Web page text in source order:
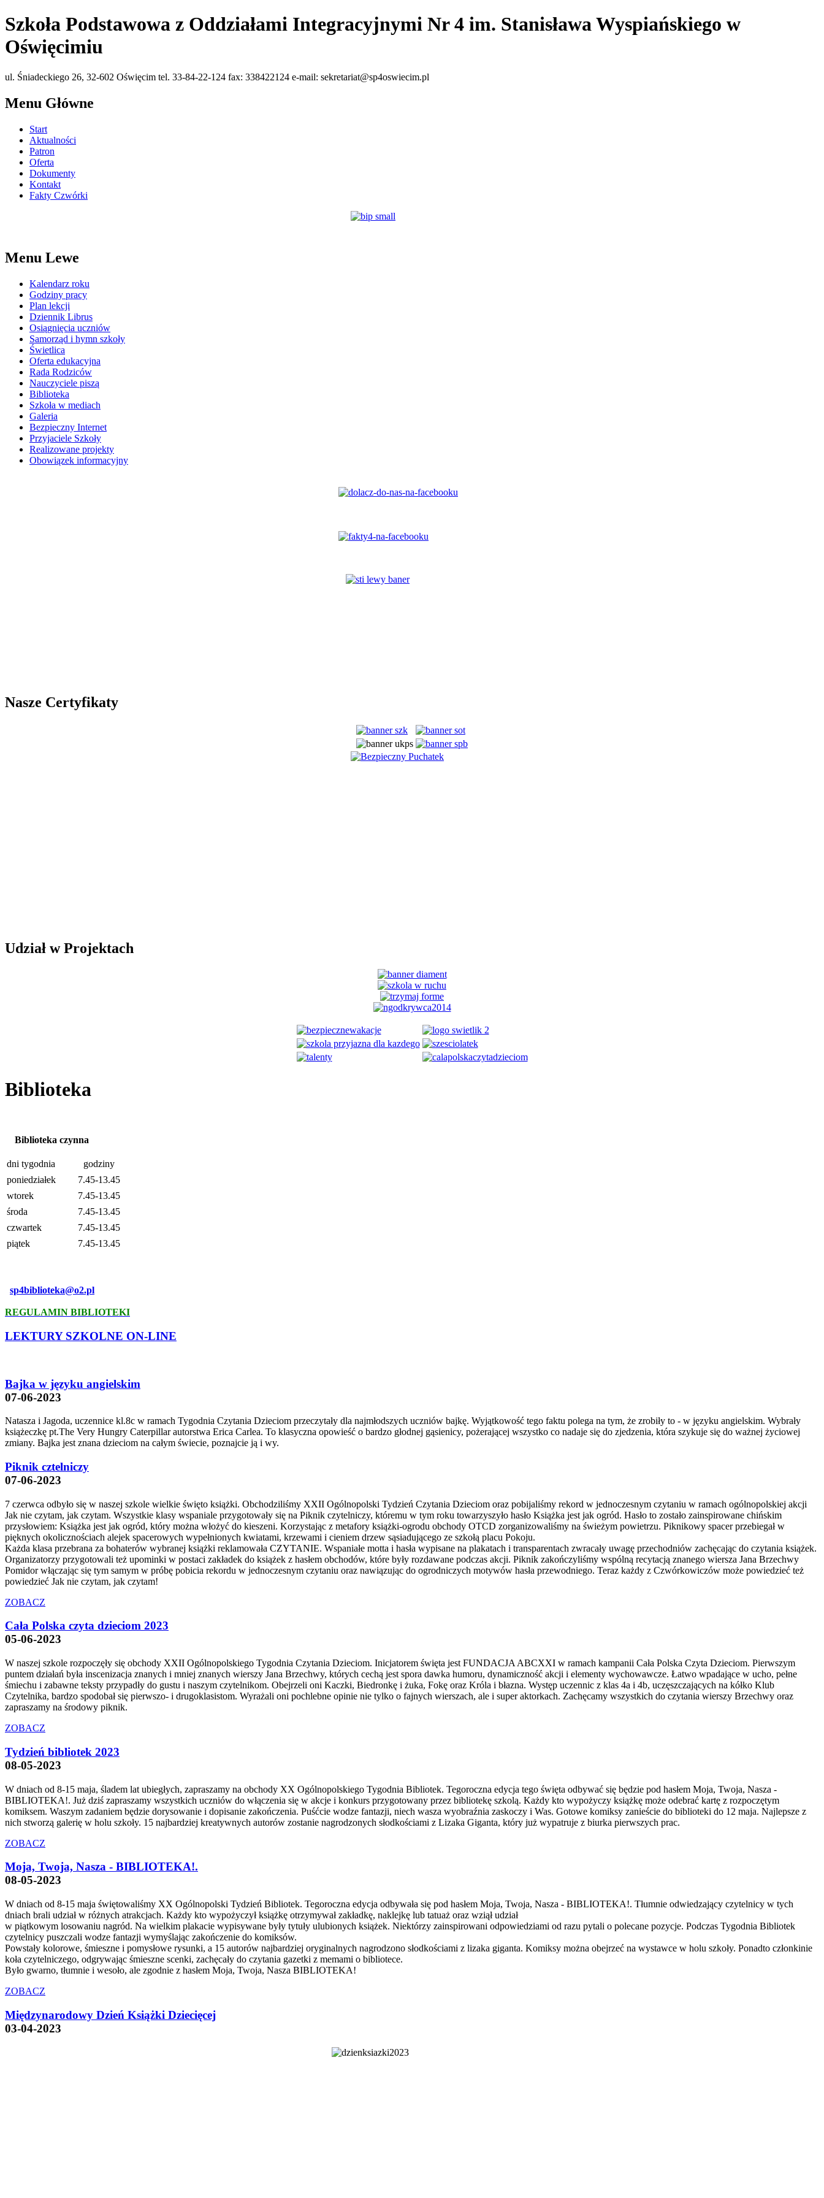
Szkoła Podstawowa z Oddziałami Integracyjnymi Nr 4 im. Stanisława Wyspiańskiego w
Oświęcimiu
ul. Śniadeckiego 26, 32-602 Oświęcim tel. 33-84-22-124 fax: 338422124 e-mail: sekretariat@sp4oswiecim.pl
Menu Główne
Start
Aktualności
Patron
Oferta
Dokumenty
Kontakt
Fakty Czwórki
Menu Lewe
Kalendarz roku
Godziny pracy
Plan lekcji
Dziennik Librus
Osiągnięcia uczniów
Samorząd i hymn szkoły
Świetlica
Oferta edukacyjna
Rada Rodziców
Nauczyciele piszą
Biblioteka
Szkoła w mediach
Galeria
Bezpieczny Internet
Przyjaciele Szkoły
Realizowane projekty
Obowiązek informacyjny
Nasze Certyfikaty
Udział w Projektach
Biblioteka
Biblioteka czynna
dni tygodnia
godziny
poniedziałek
7.45-13.45
wtorek
7.45-13.45
środa
7.45-13.45
czwartek
7.45-13.45
piątek
7.45-13.45
sp4biblioteka@o2.pl
REGULAMIN BIBLIOTEKI
LEKTURY SZKOLNE ON-LINE
Bajka w języku angielskim
07-06-2023
Natasza i Jagoda, uczennice kl.8c w ramach Tygodnia Czytania Dzieciom przeczytały dla najmłodszych uczniów bajkę. Wyjątkowość tego faktu polega na tym, że zrobiły to - w języku angielskim. Wybrały
książeczkę pt.The Very Hungry Caterpillar autorstwa Erica Carlea. To klasyczna opowieść o bardzo głodnej gąsienicy, pożerającej wszystko co nadaje się do zjedzenia, która szykuje się do ważnej życiowej
zmiany. Bajka jest znana dzieciom na całym świecie, poznajcie ją i wy.
Piknik cztelniczy
07-06-2023
7 czerwca odbyło się w naszej szkole wielkie święto książki. Obchodziliśmy XXII Ogólnopolski Tydzień Czytania Dzieciom oraz pobijaliśmy rekord w jednoczesnym czytaniu w ramach ogólnopolskiej akcji
Jak nie czytam, jak czytam. Wszystkie klasy wspaniale przygotowały się na Piknik czytelniczy, któremu w tym roku towarzyszyło hasło Książka jest jak ogród. Hasło to zostało zainspirowane chińskim
przysłowiem: Książka jest jak ogród, który można włożyć do kieszeni. Korzystając z metafory książki-ogrodu obchody OTCD zorganizowaliśmy na świeżym powietrzu. Piknikowy spacer przebiegał w
pięknych okolicznościach alejek spacerowych wypełnionych kwiatami, krzewami i cieniem drzew sąsiadującego ze szkołą placu Pokoju.
Każda klasa przebrana za bohaterów wybranej książki reklamowała CZYTANIE. Wspaniałe motta i hasła wypisane na plakatach i transparentach zwracały uwagę przechodniów zachęcając do czytania książek.
Organizatorzy przygotowali też upominki w postaci zakładek do książek z hasłem obchodów, które były rozdawane podczas akcji. Piknik zakończyliśmy wspólną recytacją znanego wiersza Jana Brzechwy
Pomidor włączając się tym samym w próbę pobicia rekordu w jednoczesnym czytaniu oraz nawiązując do ogrodniczych motywów hasła przewodniego. Teraz każdy z Czwórkowiczów może powiedzieć też
powiedzieć Jak nie czytam, jak czytam!
ZOBACZ
Cała Polska czyta dzieciom 2023
05-06-2023
W naszej szkole rozpoczęły się obchody XXII Ogólnopolskiego Tygodnia Czytania Dzieciom. Inicjatorem święta jest FUNDACJA ABCXXI w ramach kampanii Cała Polska Czyta Dzieciom. Pierwszym
puntem działań była inscenizacja znanych i mniej znanych wierszy Jana Brzechwy, których cechą jest spora dawka humoru, dynamiczność akcji i elementy wychowawcze. Łatwo wpadające w ucho, pełne
śmiechu i zabawne teksty przypadły do gustu i naszym czytelnikom. Obejrzeli oni Kaczki, Biedronkę i żuka, Fokę oraz Króla i błazna. Występ uczennic z klas 4a i 4b, uczęszczających na kółko Klub
Czytelnika, bardzo spodobał się pierwszo- i drugoklasistom. Wyrażali oni pochlebne opinie nie tylko o fajnych wierszach, ale i super aktorkach. Zachęcamy wszystkich do czytania wierszy Brzechwy oraz
zapraszamy na środowy piknik.
ZOBACZ
Tydzień bibliotek 2023
08-05-2023
W dniach od 8-15 maja, śladem lat ubiegłych, zapraszamy na obchody XX Ogólnopolskiego Tygodnia Bibliotek. Tegoroczna edycja tego święta odbywać się będzie pod hasłem Moja, Twoja, Nasza -
BIBLIOTEKA!. Już dziś zapraszamy wszystkich uczniów do włączenia się w akcje i konkurs przygotowany przez bibliotekę szkolą. Każdy kto wypożyczy książkę może odebrać kartę z rozpoczętym
komiksem. Waszym zadaniem będzie dorysowanie i dopisanie zakończenia. Puśćcie wodze fantazji, niech wasza wyobraźnia zaskoczy i Was. Gotowe komiksy zanieście do biblioteki do 12 maja. Najlepsze z
nich stworzą galerię w holu szkoły. 15 najbardziej kreatywnych autorów zostanie nagrodzonych słodkościami z Lizaka Giganta, który już wypatruje z biurka pierwszych prac.
ZOBACZ
Moja, Twoja, Nasza - BIBLIOTEKA!.
08-05-2023
W dniach od 8-15 maja świętowaliśmy XX Ogólnopolski Tydzień Bibliotek. Tegoroczna edycja odbywała się pod hasłem Moja, Twoja, Nasza - BIBLIOTEKA!. Tłumnie odwiedzający czytelnicy w tych
dniach brali udział w różnych atrakcjach. Każdy kto wypożyczył książkę otrzymywał zakładkę, naklejkę lub tatuaż oraz wziął udział
w piątkowym losowaniu nagród. Na wielkim plakacie wypisywane były tytuły ulubionych książek. Niektórzy zainspirowani odpowiedziami od razu pytali o polecane pozycje. Podczas Tygodnia Bibliotek
czytelnicy puszczali wodze fantazji wymyślając zakończenie do komiksów.
Powstały kolorowe, śmieszne i pomysłowe rysunki, a 15 autorów najbardziej oryginalnych nagrodzono słodkościami z lizaka giganta. Komiksy można obejrzeć na wystawce w holu szkoły. Ponadto członkinie
koła czytelniczego, odgrywając śmieszne scenki, zachęcały do czytania gazetki z memami o bibliotece.
Było gwarno, tłumnie i wesoło, ale zgodnie z hasłem Moja, Twoja, Nasza BIBLIOTEKA!
ZOBACZ
Międzynarodowy Dzień Książki Dziecięcej
03-04-2023